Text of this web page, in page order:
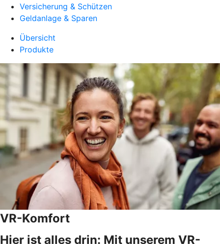
Versicherung & Schützen
Geldanlage & Sparen
Übersicht
Produkte
VR-Komfort
Hier ist alles drin: Mit unserem VR-